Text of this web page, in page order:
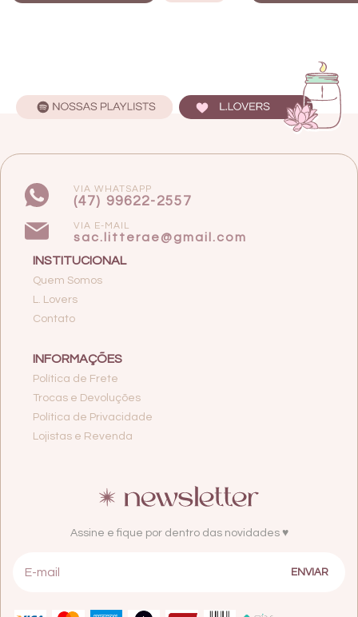
VIA WHATSAPP
(47) 99622-2557
VIA E-MAIL
sac.litterae@gmail.com
INSTITUCIONAL
Quem Somos
L. Lovers
Contato
INFORMAÇÕES
Política de Frete
Trocas e Devoluções
Política de Privacidade
Lojistas e Revenda
Assine e fique por dentro das novidades ♥